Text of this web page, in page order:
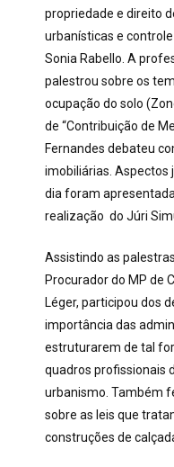
propriedade e direito
urbanísticas e
Sonia Rabello. A
palestrou sobre os
ocupação do solo
de “Contribuição de
Fernandes debateu
imobiliárias. Aspectos
dia foram
realização do Júri
Assistindo as
Procurador do MP de
Léger, participou dos
importância das
estruturarem de tal
quadros profissionais
urbanismo. Também
sobre as leis que
construções de